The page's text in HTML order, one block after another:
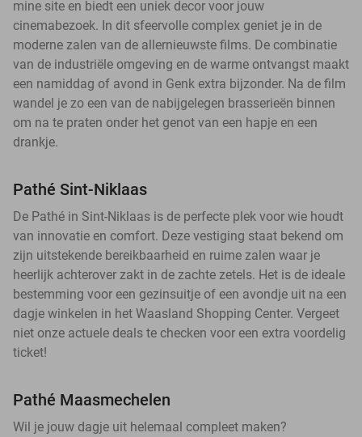
mine site en biedt een uniek decor voor jouw
cinemabezoek. In dit sfeervolle complex geniet je in de
moderne zalen van de allernieuwste films. De combinatie
van de industriële omgeving en de warme ontvangst maakt
een namiddag of avond in Genk extra bijzonder. Na de film
wandel je zo een van de nabijgelegen brasserieën binnen
om na te praten onder het genot van een hapje en een
drankje.
Pathé Sint-Niklaas
De Pathé in Sint-Niklaas is de perfecte plek voor wie houdt
van innovatie en comfort. Deze vestiging staat bekend om
zijn uitstekende bereikbaarheid en ruime zalen waar je
heerlijk achterover zakt in de zachte zetels. Het is de ideale
bestemming voor een gezinsuitje of een avondje uit na een
dagje winkelen in het Waasland Shopping Center. Vergeet
niet onze actuele deals te checken voor een extra voordelig
ticket!
Pathé Maasmechelen
Wil je jouw dagje uit helemaal compleet maken?